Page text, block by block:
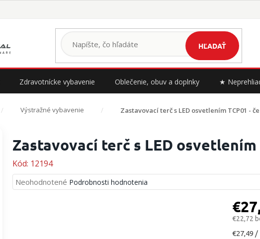
HĽADAŤ
Zdravotnícke vybavenie Oblečenie, obuv a doplnky ★
Výstražné vybavenie Zastavovací terč s LED osvetlením TCP01 -
Zastavovací terč s LED osvetlením
Kód: 12194
Priemerné
hodnotenie
Neohodnotené Podrobnosti hodnotenia
€22,72
€27,49 /